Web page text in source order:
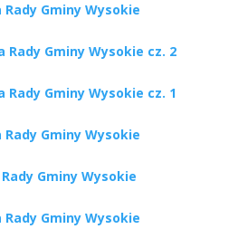
Rady Gminy Wysokie
Rady Gminy Wysokie cz. 2
Rady Gminy Wysokie cz. 1
Rady Gminy Wysokie
Gminy Wysokie
Rady Gminy Wysokie